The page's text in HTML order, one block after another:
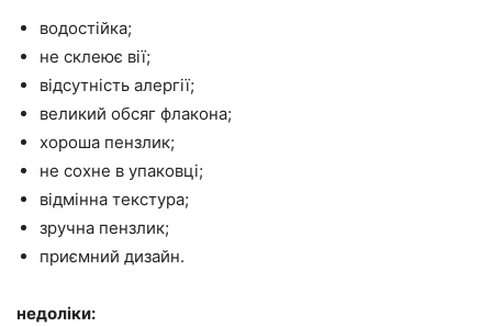
водостійка;
не склеює вії;
відсутність алергії;
великий обсяг флакона;
хороша пензлик;
не сохне в упаковці;
відмінна текстура;
зручна пензлик;
приємний дизайн.
недоліки: